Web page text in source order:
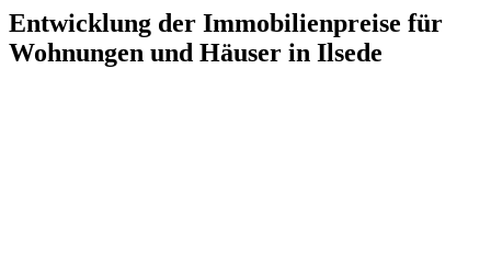
Entwicklung der Immobilienpreise für
Wohnungen und Häuser in Ilsede